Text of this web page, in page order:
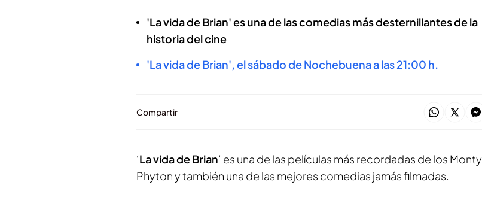
'La vida de Brian' es una de las comedias más desternillantes de la
historia del cine
'La vida de Brian', el sábado de Nochebuena a las 21:00 h.
Compartir
‘La vida de Brian’ es una de las películas más recordadas de los Monty
Phyton y también una de las mejores comedias jamás filmadas.